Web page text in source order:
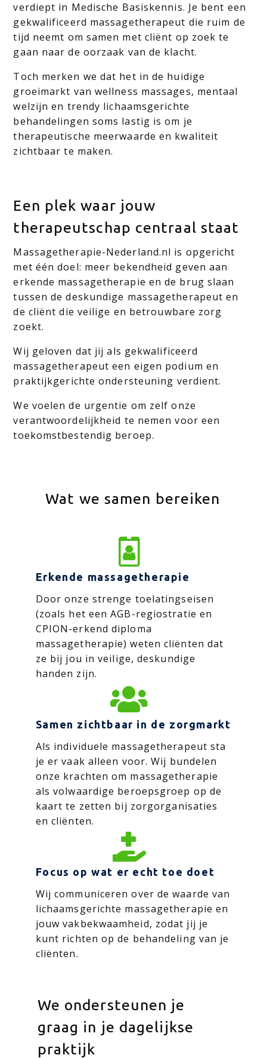
verdiept in Medische Basiskennis. Je bent een
gekwalificeerd massagetherapeut die ruim de
tijd neemt om samen met cliënt op zoek te
gaan naar de oorzaak van de klacht.
Toch merken we dat het in de huidige
groeimarkt van wellness massages, mentaal
welzijn en trendy lichaamsgerichte
behandelingen soms lastig is om je
therapeutische meerwaarde en kwaliteit
zichtbaar te maken.
Een plek waar jouw
therapeutschap centraal staat
Massagetherapie-Nederland.nl is opgericht
met één doel: meer bekendheid geven aan
erkende massagetherapie en de brug slaan
tussen de deskundige massagetherapeut en
de cliënt die veilige en betrouwbare zorg
zoekt.
Wij geloven dat jij als gekwalificeerd
massagetherapeut een eigen podium en
praktijkgerichte ondersteuning verdient.
We voelen de urgentie om zelf onze
verantwoordelijkheid te nemen voor een
toekomstbestendig beroep.
Wat we samen bereiken

Erkende massagetherapie
Door onze strenge toelatingseisen
(zoals het een AGB-regiostratie en
CPION-erkend diploma
massagetherapie) weten cliënten dat
ze bij jou in veilige, deskundige
handen zijn.

Samen zichtbaar in de zorgmarkt
Als individuele massagetherapeut sta
je er vaak alleen voor. Wij bundelen
onze krachten om massagetherapie
als volwaardige beroepsgroep op de
kaart te zetten bij zorgorganisaties
en cliënten.

Focus op wat er echt toe doet
Wij communiceren over de waarde van
lichaamsgerichte massagetherapie en
jouw vakbekwaamheid, zodat jij je
kunt richten op de behandeling van je
cliënten.
We ondersteunen je
graag in je dagelijkse
praktijk